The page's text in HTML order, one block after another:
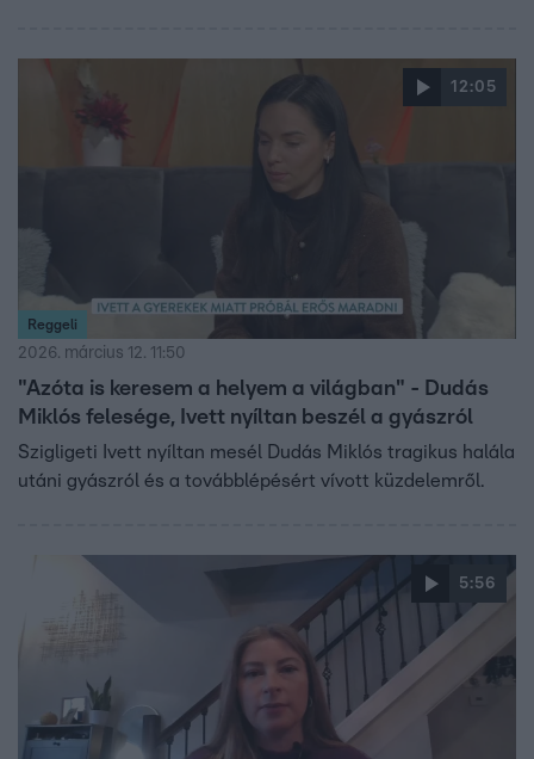
12:05
Reggeli
2026. március 12. 11:50
"Azóta is keresem a helyem a világban" - Dudás
Miklós felesége, Ivett nyíltan beszél a gyászról
Szigligeti Ivett nyíltan mesél Dudás Miklós tragikus halála
utáni gyászról és a továbblépésért vívott küzdelemről.
5:56